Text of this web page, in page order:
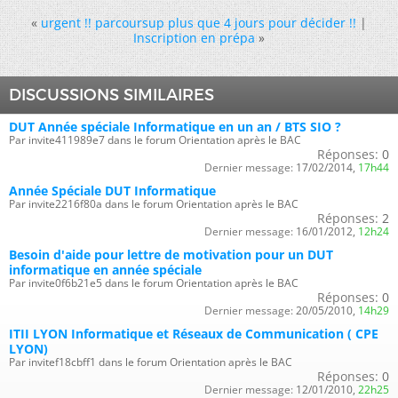
« urgent !! parcoursup plus que 4 jours pour décider !!|
Inscription en prépa »
DISCUSSIONS SIMILAIRES
DUT Année spéciale Informatique en un an / BTS SIO ?
Par invite411989e7 dans le forum Orientation après le BAC
Réponses: 0
Dernier message: 17/02/2014, 17h44
Année Spéciale DUT Informatique
Par invite2216f80a dans le forum Orientation après le BAC
Réponses: 2
Dernier message: 16/01/2012, 12h24
Besoin d'aide pour lettre de motivation pour un DUT
informatique en année spéciale
Par invite0f6b21e5 dans le forum Orientation après le BAC
Réponses: 0
Dernier message: 20/05/2010, 14h29
ITII LYON Informatique et Réseaux de Communication ( CPE
LYON)
Par invitef18cbff1 dans le forum Orientation après le BAC
Réponses: 0
Dernier message: 12/01/2010, 22h25